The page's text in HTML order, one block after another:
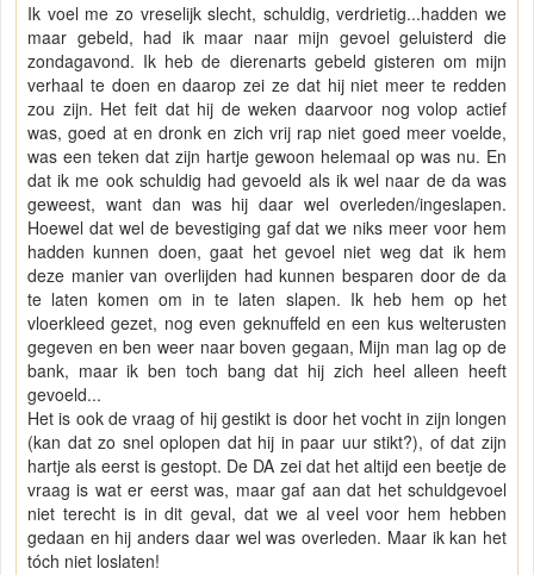
Ik voel me zo vreselijk slecht, schuldig, verdrietig...hadden we
maar gebeld, had ik maar naar mijn gevoel geluisterd die
zondagavond. Ik heb de dierenarts gebeld gisteren om mijn
verhaal te doen en daarop zei ze dat hij niet meer te redden
zou zijn. Het feit dat hij de weken daarvoor nog volop actief
was, goed at en dronk en zich vrij rap niet goed meer voelde,
was een teken dat zijn hartje gewoon helemaal op was nu. En
dat ik me ook schuldig had gevoeld als ik wel naar de da was
geweest, want dan was hij daar wel overleden/ingeslapen.
Hoewel dat wel de bevestiging gaf dat we niks meer voor hem
hadden kunnen doen, gaat het gevoel niet weg dat ik hem
deze manier van overlijden had kunnen besparen door de da
te laten komen om in te laten slapen. Ik heb hem op het
vloerkleed gezet, nog even geknuffeld en een kus welterusten
gegeven en ben weer naar boven gegaan, Mijn man lag op de
bank, maar ik ben toch bang dat hij zich heel alleen heeft
gevoeld...
Het is ook de vraag of hij gestikt is door het vocht in zijn longen
(kan dat zo snel oplopen dat hij in paar uur stikt?), of dat zijn
hartje als eerst is gestopt. De DA zei dat het altijd een beetje de
vraag is wat er eerst was, maar gaf aan dat het schuldgevoel
niet terecht is in dit geval, dat we al veel voor hem hebben
gedaan en hij anders daar wel was overleden. Maar ik kan het
tóch niet loslaten!